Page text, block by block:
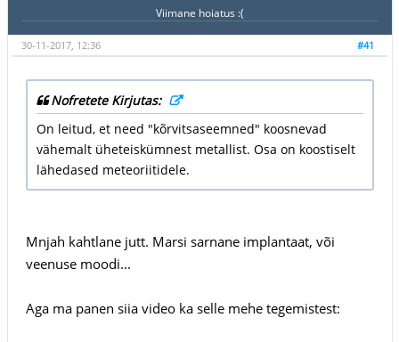
Viimane hoiatus :(
#41
30-11-2017, 12:36
Nofretete Kirjutas:
On leitud, et need "kõrvitsaseemned" koosnevad
vähemalt üheteiskümnest metallist. Osa on koostiselt
lähedased meteoriitidele.
Mnjah kahtlane jutt. Marsi sarnane implantaat, või
veenuse moodi...
Aga ma panen siia video ka selle mehe tegemistest: